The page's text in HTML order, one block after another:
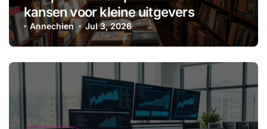
kansen voor kleine uitgevers
Annechien Jul 3, 2026